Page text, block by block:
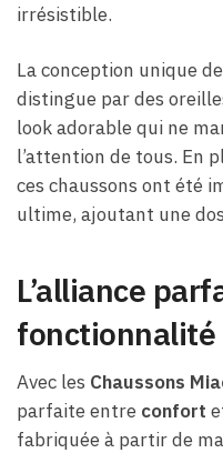
irrésistible.
La conception unique
distingue par des
look adorable qui ne
l’attention de tous. En
ces chaussons ont été
ultime, ajoutant une
L’alliance
fonctionnalité
Avec les Chaussons
parfaite entre confort
fabriquée à partir de